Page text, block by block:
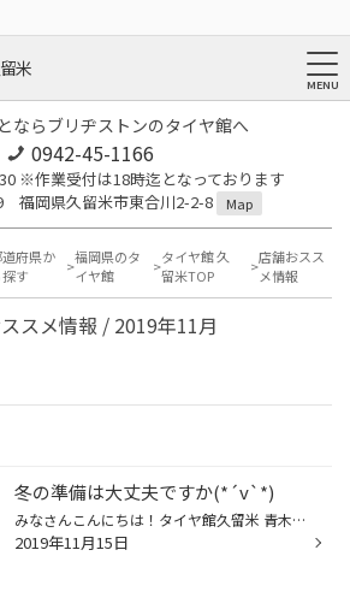
米
ならブリヂストンのタイヤ館へ
0942-45-1166
※作業受付は18時迄となっております
福岡県久留米市東合川2-2-8
Map
府県か
す
福岡県のタ
イヤ館
タイヤ館 久
留米TOP
店舗おスス
メ情報
スメ情報 / 2019年11月
冬の準備は大丈夫ですか‪(*´v`*)
みなさんこんにちは！タイヤ館久留米 青木です！ 寒さが更に増してきましたね(；´Д｀):;((•﹏•๑)));:ｻﾑｲ 車も寒さが苦手なんです(￣▽￣;)特にバッテリー！寒くて朝のかかりが悪かったりしてませんか？ タイヤ館ではバッテリーの点検を無料で行ってます(,,･`∀･)ﾉ この様に紙で出ますので見やすく分か...
2019年11月15日